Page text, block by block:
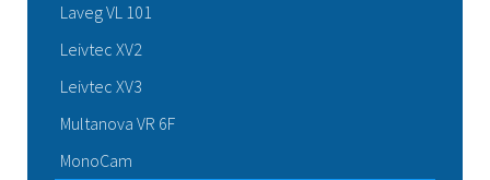
Laveg VL 101
Leivtec XV2
Leivtec XV3
Multanova VR 6F
MonoCam